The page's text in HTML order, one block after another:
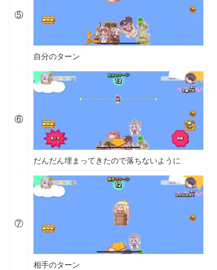
⑤
自分のターン
⑥
だんだん埋まってきたので落ちないように
⑦
相手のターン